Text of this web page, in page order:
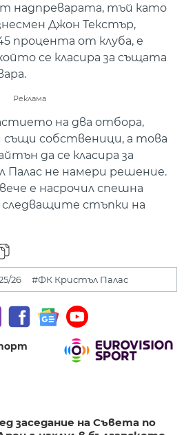
надпреварата, тъй като
Джон Текстър,
процента от клуба, е
се класира за същата
Реклама
на два отбора,
собственици, а това
да се класира за
Палас не намери решение.
е насрочил спешна
следващите стъпки на
26 #ФК Кристъл Палас
заседание на Съвета по